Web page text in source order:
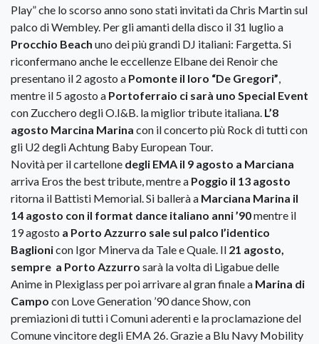
Play” che lo scorso anno sono stati invitati da Chris Martin sul
palco di Wembley. Per gli amanti della disco il 31 luglio a
Procchio Beach uno dei più grandi DJ italiani: Fargetta. Si
riconfermano anche le eccellenze Elbane dei Renoir che
presentano il 2 agosto a Pomonte il loro “De Gregori”
mentre il 5 agosto a Portoferraio ci sarà uno Special Event
con Zucchero degli O.I&B. la miglior tribute italiana. L’8
agosto Marcina Marina con il concerto più Rock di tutti con
gli U2 degli Achtung Baby European Tour.
Novità per il cartellone degli EMA il 9 agosto a Marciana
arriva Eros the best tribute, mentre a Poggio il 13 agosto
ritorna il Battisti Memorial. Si ballerà a Marciana Marina il
14 agosto con il format dance italiano anni ’90mentre il
19 agosto a Porto Azzurro sale sul palco l’identico
Baglionicon Igor Minerva da Tale e Quale. Il 21 agosto,
sempre a Porto Azzurro sarà la volta di Ligabue delle
Anime in Plexiglass per poi arrivare al gran finale a Marina di
Campo con Love Generation ’90 dance Show, con
premiazioni di tutti i Comuni aderenti e la proclamazione del
Comune vincitore degli EMA 26. Grazie a Blu Navy Mobility